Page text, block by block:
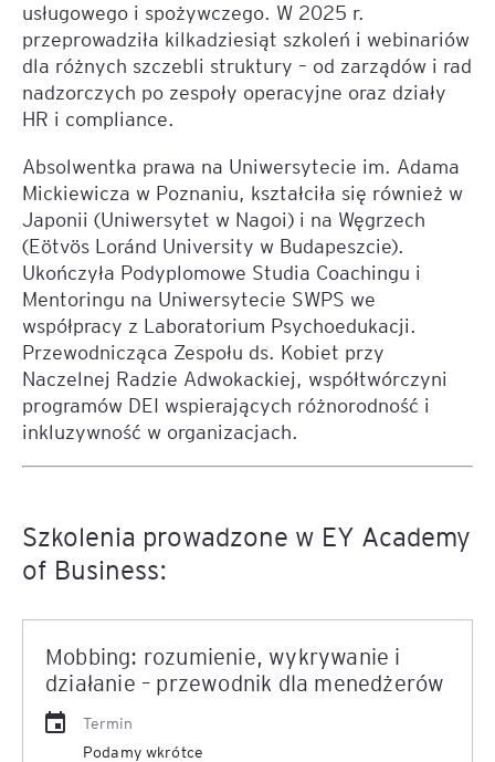
usługowego i spożywczego. W 2025 r.
przeprowadziła kilkadziesiąt szkoleń i webinariów
dla różnych szczebli struktury – od zarządów i rad
nadzorczych po zespoły operacyjne oraz działy
HR i compliance.
Absolwentka prawa na Uniwersytecie im. Adama
Mickiewicza w Poznaniu, kształciła się również w
Japonii (Uniwersytet w Nagoi) i na Węgrzech
(Eötvös Loránd University w Budapeszcie).
Ukończyła Podyplomowe Studia Coachingu i
Mentoringu na Uniwersytecie SWPS we
współpracy z Laboratorium Psychoedukacji.
Przewodnicząca Zespołu ds. Kobiet przy
Naczelnej Radzie Adwokackiej, współtwórczyni
programów DEI wspierających różnorodność i
inkluzywność w organizacjach.
Szkolenia prowadzone w EY Academy
of Business:
Mobbing: rozumienie, wykrywanie i
działanie – przewodnik dla menedżerów
Termin
Podamy wkrótce